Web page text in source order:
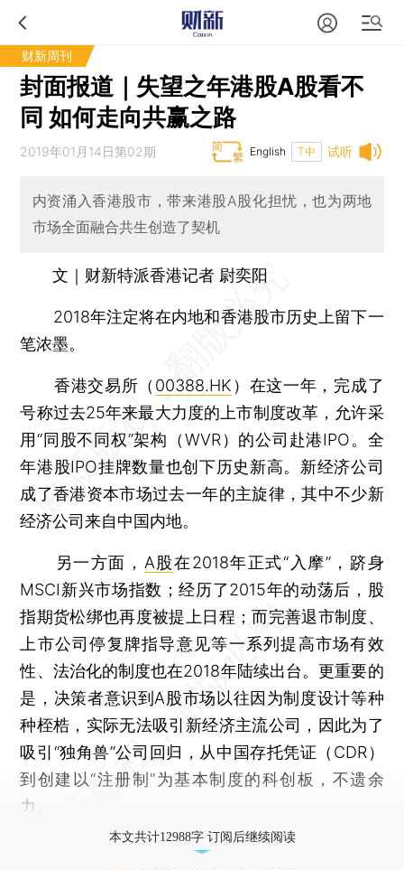
财新周刊
封面报道｜失望之年港股A股看不
同 如何走向共赢之路
试听
2019年01月14日第02期 T中
English
内资涌入香港股市，带来港股A股化担忧，也为两地
市场全面融合共生创造了契机
文｜财新特派香港记者 尉奕阳
2018年注定将在内地和香港股市历史上留下一
笔浓墨。
香港交易所（ 00388.HK ）在这一年，完成了
号称过去25年来最大力度的上市制度改革，允许采
用“同股不同权”架构（WVR）的公司赴港IPO。全
年港股IPO挂牌数量也创下历史新高。新经济公司
成了香港资本市场过去一年的主旋律，其中不少新
经济公司来自中国内地。
另一方面， A股在2018年正式“入摩”，跻身
MSCI新兴市场指数；经历了2015年的动荡后，股
指期货松绑也再度被提上日程；而完善退市制度、
上市公司停复牌指导意见等一系列提高市场有效
性、法治化的制度也在2018年陆续出台。更重要的
是，决策者意识到A股市场以往因为制度设计等种
种桎梏，实际无法吸引新经济主流公司，因此为了
吸引“独角兽”公司回归，从中国存托凭证（CDR）
到创建以“注册制”为基本制度的科创板，不遗余
力。
本文共计12988字 订阅后继续阅读